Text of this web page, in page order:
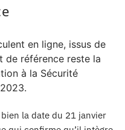
en ligne, issus de
de référence reste la
à la Sécurité
la date du 21 janvier